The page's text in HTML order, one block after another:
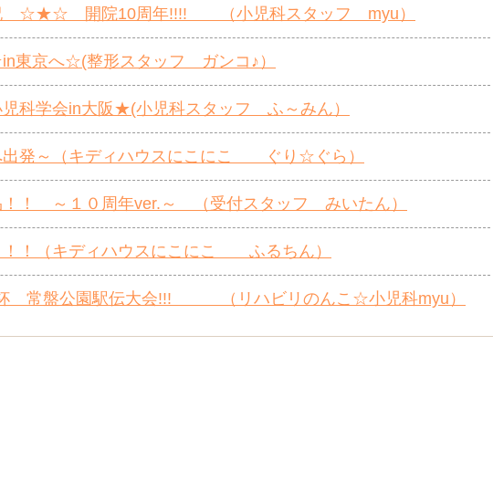
開院10周年!!!! （小児科スタッフ myu）
東京へ☆(整形スタッフ ガンコ♪）
児科学会in大阪★(小児科スタッフ ふ～みん）
出発～（キディハウスにこにこ ぐり☆ぐら）
！！ ～１０周年ver.～ （受付スタッフ みいたん）
！！（キディハウスにこにこ ふるちん）
常盤公園駅伝大会!!! （リハビリのんこ☆小児科myu）